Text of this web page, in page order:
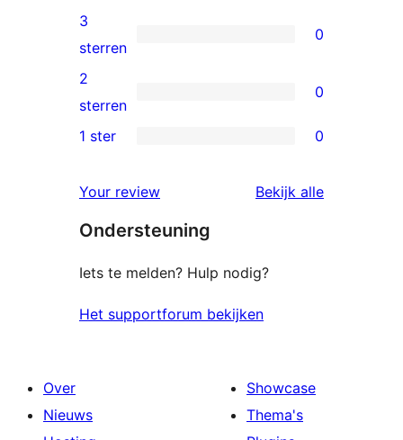
beoordelingen
4
sterren
beoordelingen
0
3
sterren
beoordelingen
3
sterren
0
0
2
beoordelingen
2
sterren
0
sterren
beoordelingen
1 ster 0
Your review Bekijk alle
Ondersteuning
Iets te melden? Hulp nodig?
Het supportforum bekijken
Over
Nieuws
Showcase
Thema's